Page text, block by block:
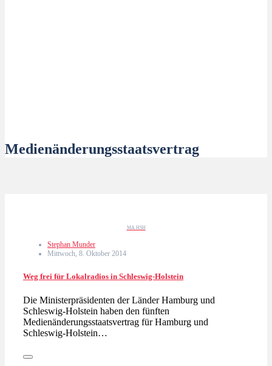
Medienänderungsstaatsvertrag
MA HSH
Stephan Munder
Mittwoch, 8. Oktober 2014
Weg frei für Lokalradios in Schleswig-Holstein
Die Ministerpräsidenten der Länder Hamburg und
Schleswig-Holstein haben den fünften
Medienänderungsstaatsvertrag für Hamburg und
Schleswig-Holstein…